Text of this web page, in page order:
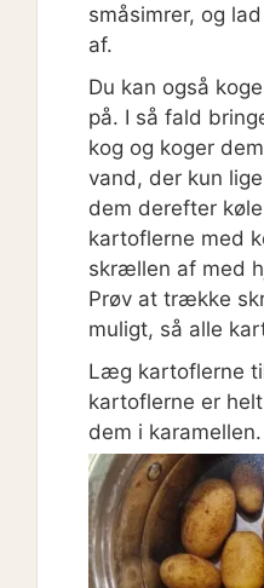
småsimrer, og
af.
Du kan også
på. I så fald
kog og koger
vand, der kun
dem derefter
kartoflerne med
skrællen af med
Prøv at trække
muligt, så alle
Læg kartoflerne
kartoflerne er
dem i karamellen.